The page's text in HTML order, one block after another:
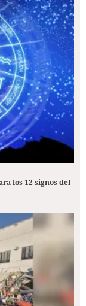
los 12 signos del